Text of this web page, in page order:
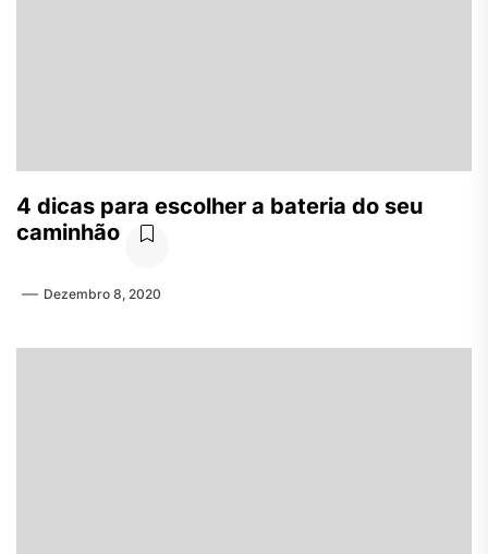
4 dicas para escolher a bateria do seu
caminhão
Dezembro 8, 2020